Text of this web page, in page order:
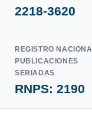
2218-3620
REGISTRO
PUBLICACIONES
SERIADAS
RNPS: 2190